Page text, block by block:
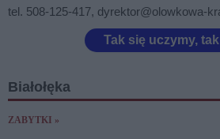
tel. 508-125-417, dyrektor@olowkowa-
Tak się uczymy,
Białołęka
ZABYTKI »